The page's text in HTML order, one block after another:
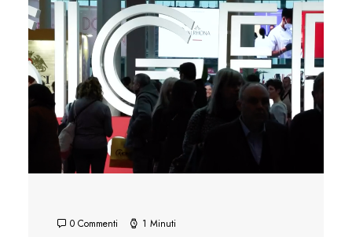
RICERCA
0 Commenti 1 Minuti